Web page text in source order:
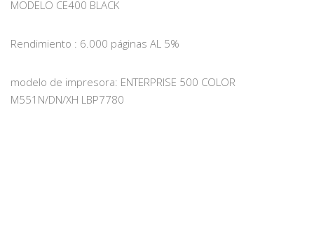
MODELO CE400 BLACK
Rendimiento : 6.000 páginas AL 5%
modelo de impresora: ENTERPRISE 500 COLOR
M551N/DN/XH LBP7780